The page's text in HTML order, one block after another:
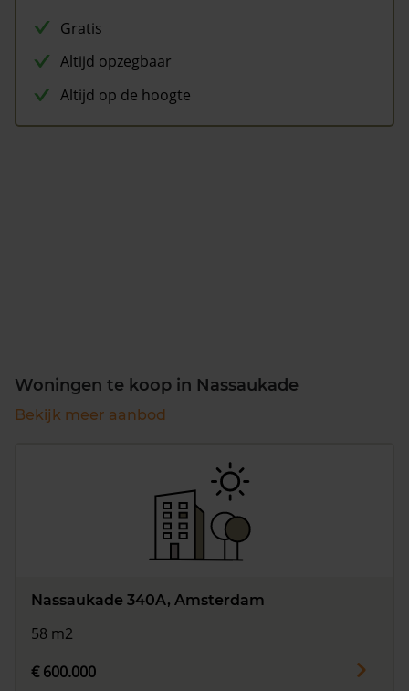
Gratis
Altijd opzegbaar
Altijd op de hoogte
Woningen te koop in Nassaukade
Bekijk meer aanbod
Nassaukade 340A, Amsterdam
58 m2
€ 600.000